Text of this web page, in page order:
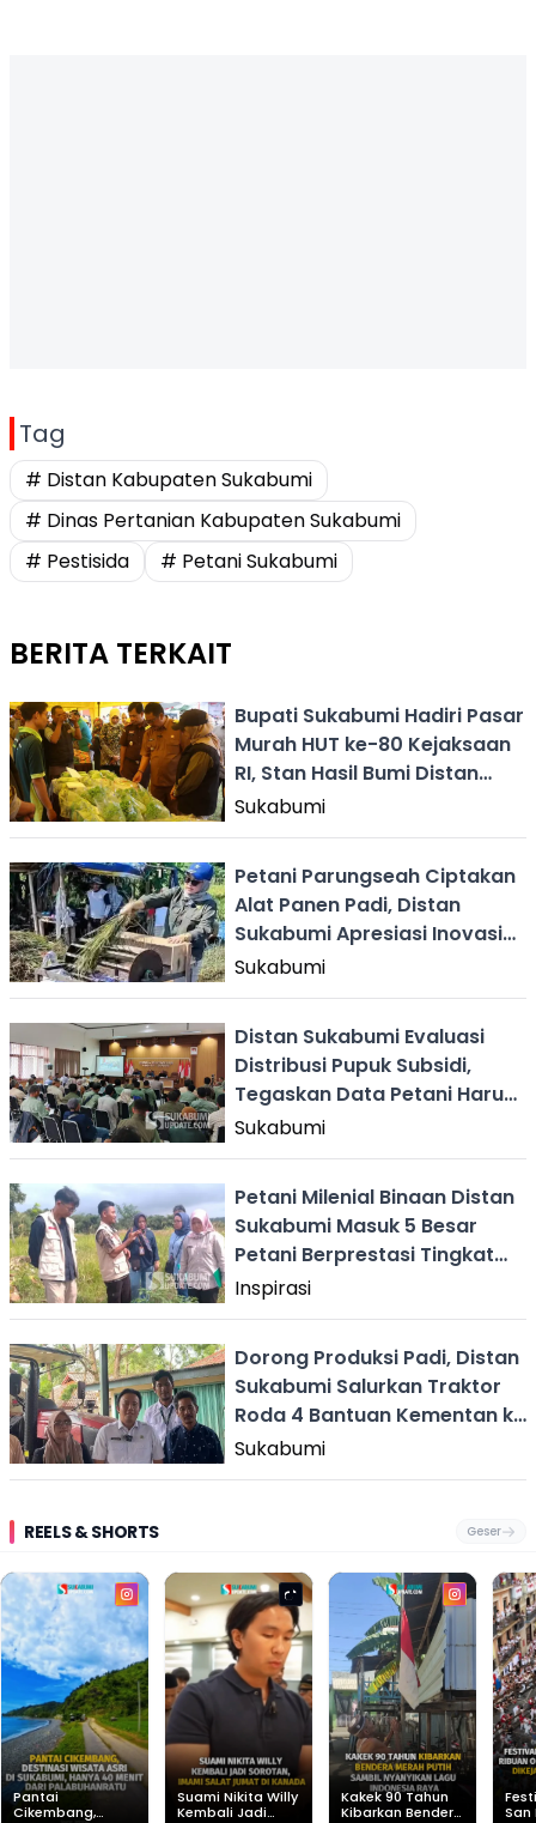
Tag
# Distan Kabupaten Sukabumi
# Dinas Pertanian Kabupaten Sukabumi
# Pestisida
# Petani Sukabumi
BERITA TERKAIT
Bupati Sukabumi Hadiri Pasar
Murah HUT ke-80 Kejaksaan
RI, Stan Hasil Bumi Distan
Diserbu Warga
Sukabumi
Petani Parungseah Ciptakan
Alat Panen Padi, Distan
Sukabumi Apresiasi Inovasi
Lokal
Sukabumi
Distan Sukabumi Evaluasi
Distribusi Pupuk Subsidi,
Tegaskan Data Petani Harus
Akurat
Sukabumi
Petani Milenial Binaan Distan
Sukabumi Masuk 5 Besar
Petani Berprestasi Tingkat
Jabar
Inspirasi
Dorong Produksi Padi, Distan
Sukabumi Salurkan Traktor
Roda 4 Bantuan Kementan ke
Petani
Sukabumi
REELS & SHORTS Geser
Pantai
Cikembang,
Suami Nikita Willy
Kembali Jadi
Kakek 90 Tahun
Kibarkan Bendera
San